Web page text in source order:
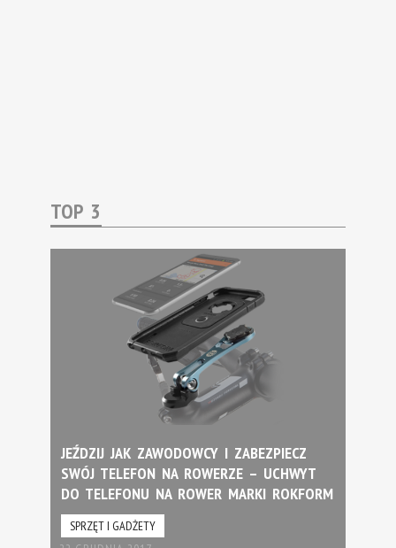
TOP 3
JEŹDZIJ JAK ZAWODOWCY I ZABEZPIECZ
SWÓJ TELEFON NA ROWERZE – UCHWYT
DO TELEFONU NA ROWER MARKI ROKFORM
SPRZĘT I GADŻETY